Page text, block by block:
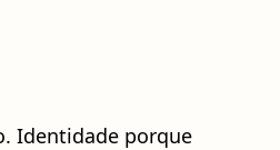
Identidade porque